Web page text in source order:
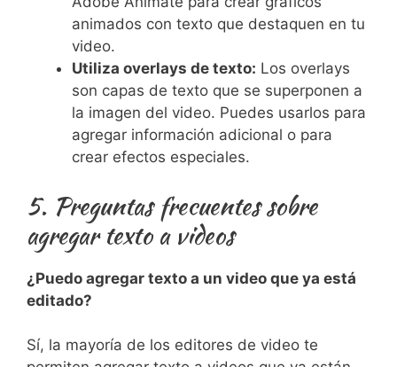
animados con texto que destaquen en tu
video.
Utiliza overlays de texto: Los overlays
son capas de texto que se superponen a
la imagen del video. Puedes usarlos para
agregar información adicional o para
crear efectos especiales.
5. Preguntas frecuentes sobre
agregar texto a videos
¿Puedo agregar texto a un video que ya está
editado?
Sí, la mayoría de los editores de video te